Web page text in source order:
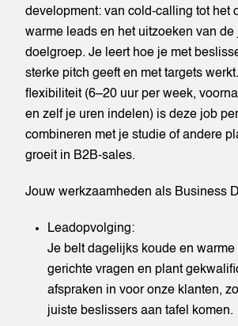
development: van cold-calling tot het
warme leads en het uitzoeken van de
doelgroep. Je leert hoe je met
sterke pitch geeft en met targets
flexibiliteit (6–20 uur per week,
en zelf je uren indelen) is deze job
combineren met je studie of andere
groeit in B2B-sales.
Jouw werkzaamheden als Business
Leadopvolging:
Je belt dagelijks koude en warme
gerichte vragen en plant
afspraken in voor onze klanten,
juiste beslissers aan tafel komen.